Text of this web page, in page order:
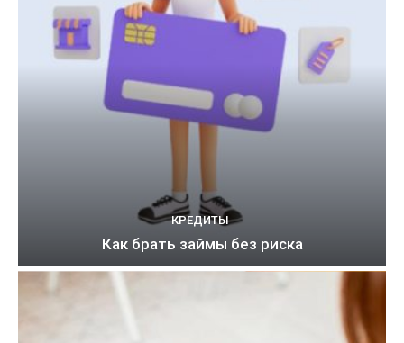
КРЕДИТЫ
Как брать займы без риска